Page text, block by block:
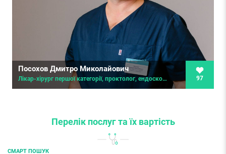
97
Посохов Дмитро Миколайович
Лікар-хірург першої категорії, проктолог, ендоскопіст, пластичний хірург
Перелік послугта їх вартість
СМАРТ ПОШУК